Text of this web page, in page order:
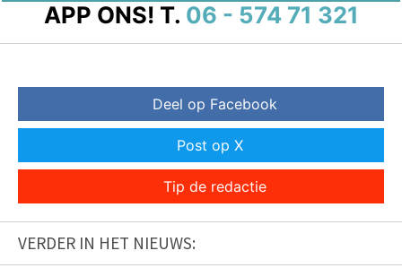
APP ONS! T. 06 - 574 71 321
Deel op Facebook
Post op X
Tip de redactie
VERDER IN HET NIEUWS: